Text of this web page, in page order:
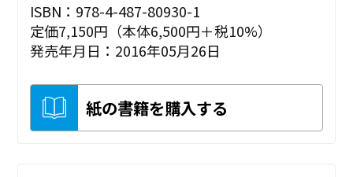
ISBN：978-4-487-80930-1
定価7,150円（本体6,500円＋税10%）
発売年月日：2016年05月26日
紙の書籍を購入する